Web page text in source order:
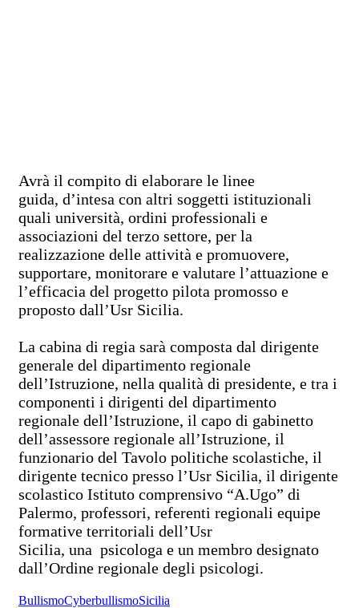
Avrà il compito di elaborare le linee
guida, d’intesa con altri soggetti istituzionali
quali università, ordini professionali e
associazioni del terzo settore, per la
realizzazione delle attività e promuovere,
supportare, monitorare e valutare l’attuazione e
l’efficacia del progetto pilota promosso e
proposto dall’Usr Sicilia.
La cabina di regia sarà composta dal dirigente
generale del dipartimento regionale
dell’Istruzione, nella qualità di presidente, e tra i
componenti i dirigenti del dipartimento
regionale dell’Istruzione, il capo di gabinetto
dell’assessore regionale all’Istruzione, il
funzionario del Tavolo politiche scolastiche, il
dirigente tecnico presso l’Usr Sicilia, il dirigente
scolastico Istituto comprensivo “A.Ugo” di
Palermo, professori, referenti regionali equipe
formative territoriali dell’Usr
Sicilia, una psicologa e un membro designato
dall’Ordine regionale degli psicologi.
BullismoCyberbullismoSicilia